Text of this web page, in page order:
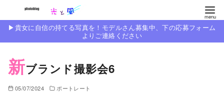
ン
▶︎貴女に自信の持てる写真を！モデルさん募集中、下の応募フォーム
よりご連絡ください
新ブランド撮影会6
05/07/2024 ポートレート